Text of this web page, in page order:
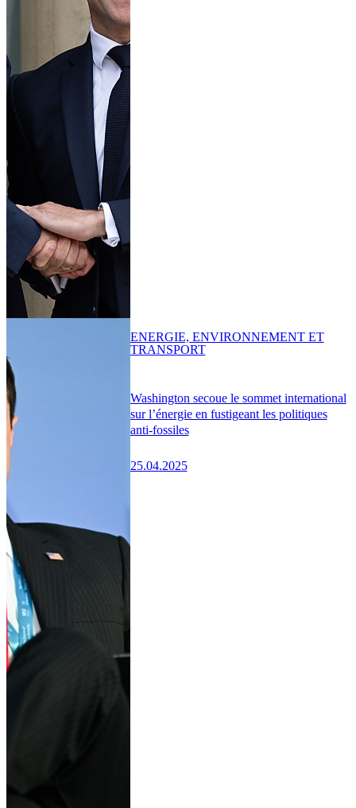
Washington secoue le sommet international
sur l’énergie en fustigeant les politiques
anti-fossiles
25.04.2025
ENERGIE, ENVIRONNEMENT ET
TRANSPORT